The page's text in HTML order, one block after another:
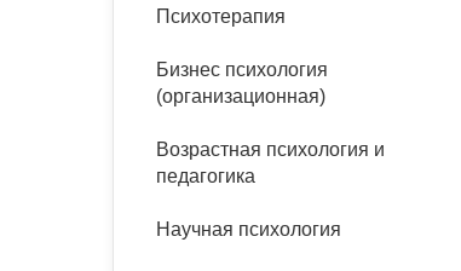
панические атаки
Психодрама
Сказкотерапия
психотерапии
эргономика
Социальная психология
Психология развития
организационная психология
Психотерапия
Бизнес психология
(организационная)
Возрастная психология и
педагогика
Научная психология